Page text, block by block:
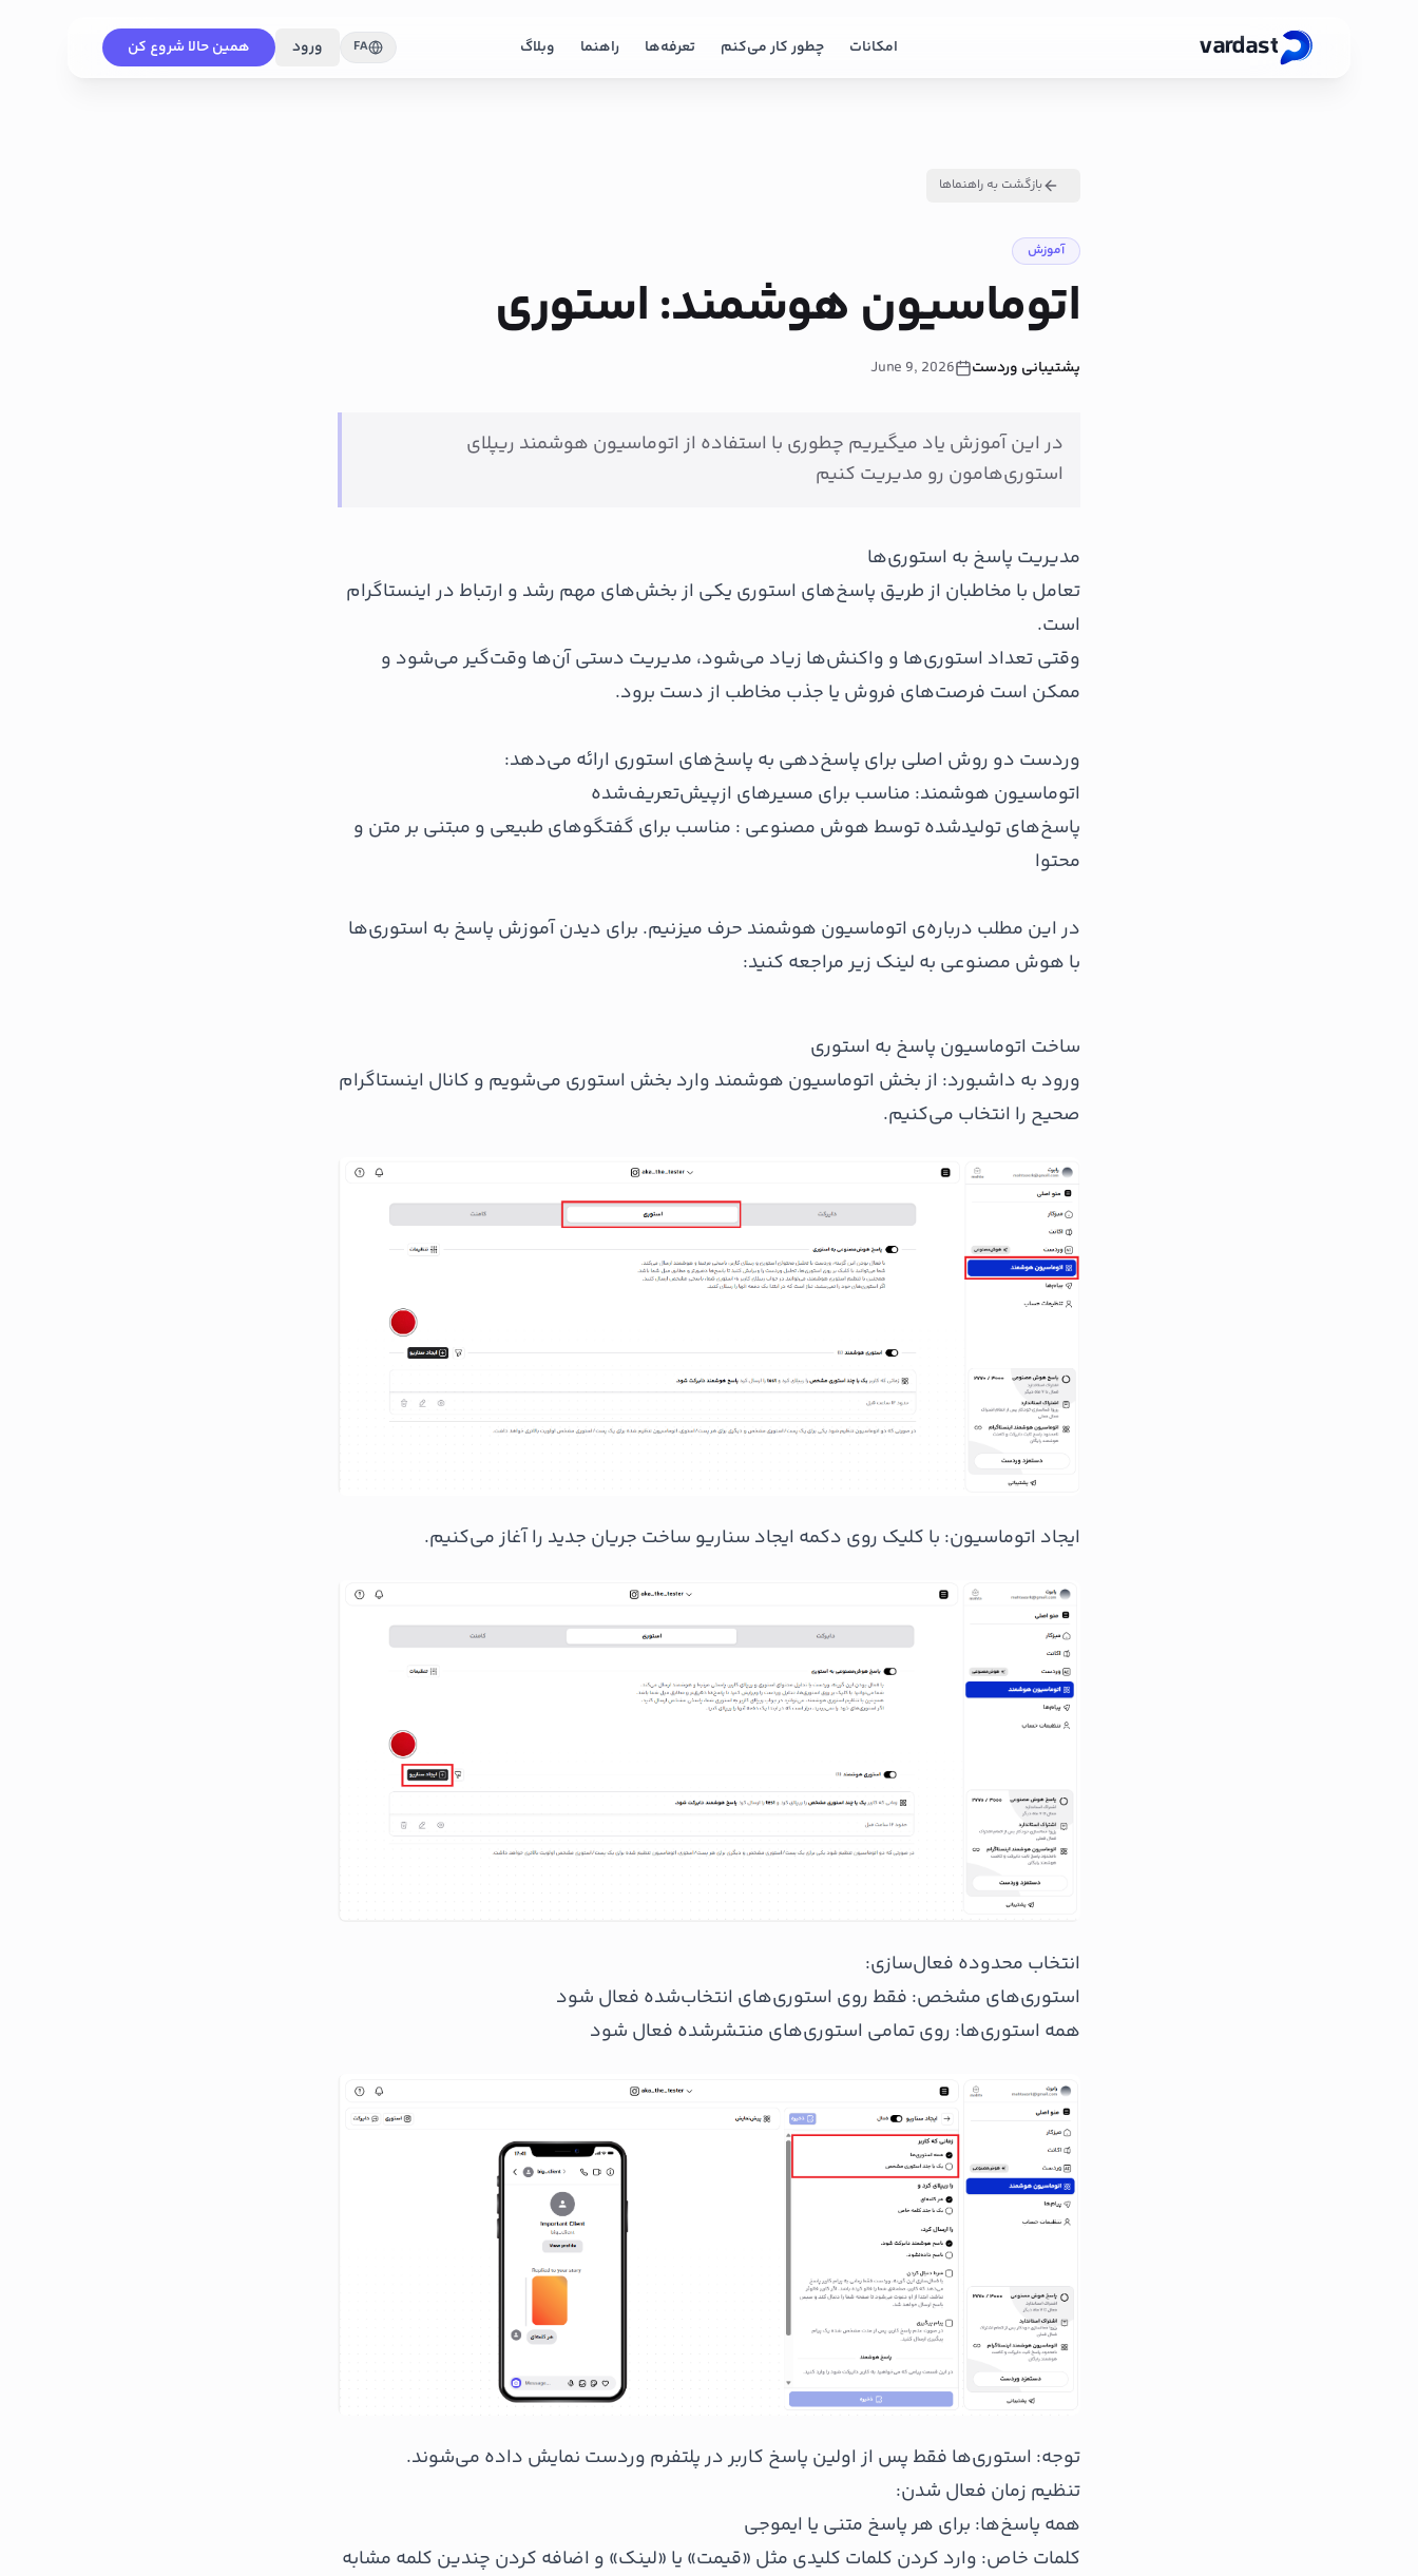
vardast امکانات چطور کار می‌کنم تعرفه‌ها راهنما وبلاگ FA ورود همین حالا شروع کن
بازگشت به راهنماها
آموزش
اتوماسیون هوشمند: استوری
پشتیبانی وردست June 9, 2026
در این آموزش یاد میگیریم چطوری با استفاده از اتوماسیون هوشمند ریپلای‌
استوری‌هامون رو مدیریت کنیم
مدیریت پاسخ به استوری‌ها
تعامل با مخاطبان از طریق پاسخ‌های استوری یکی از بخش‌های مهم رشد و ارتباط در اینستاگرام
است.
وقتی تعداد استوری‌ها و واکنش‌ها زیاد می‌شود، مدیریت دستی آن‌ها وقت‌گیر می‌شود و
ممکن است فرصت‌های فروش یا جذب مخاطب از دست برود.
وردست دو روش اصلی برای پاسخ‌دهی به پاسخ‌های استوری ارائه می‌دهد:
اتوماسیون هوشمند: مناسب برای مسیرهای ازپیش‌تعریف‌شده
پاسخ‌های تولیدشده توسط هوش مصنوعی : مناسب برای گفتگوهای طبیعی و مبتنی بر متن و
محتوا
در این مطلب درباره‌ی اتوماسیون هوشمند حرف میزنیم. برای دیدن آموزش پاسخ به استوری‌ها
با هوش مصنوعی به لینک زیر مراجعه کنید:
ساخت اتوماسیون پاسخ به استوری
ورود به داشبورد: از بخش اتوماسیون هوشمند وارد بخش استوری می‌شویم و کانال اینستاگرام
صحیح را انتخاب می‌کنیم.
ایجاد اتوماسیون: با کلیک روی دکمه ایجاد سناریو ساخت جریان جدید را آغاز می‌کنیم.
انتخاب محدوده فعال‌سازی:
استوری‌های مشخص: فقط روی استوری‌های انتخاب‌شده فعال شود
همه استوری‌ها: روی تمامی استوری‌های منتشرشده فعال شود
توجه: استوری‌ها فقط پس از اولین پاسخ کاربر در پلتفرم وردست نمایش داده می‌شوند.
تنظیم زمان فعال شدن:
همه پاسخ‌ها: برای هر پاسخ متنی یا ایموجی
کلمات خاص: وارد کردن کلمات کلیدی مثل «قیمت» یا «لینک» و اضافه کردن چندین کلمه مشابه